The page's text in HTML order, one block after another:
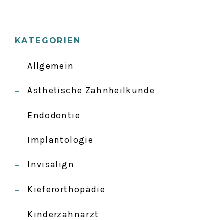
KATEGORIEN
Allgemein
Ästhetische Zahnheilkunde
Endodontie
Implantologie
Invisalign
Kieferorthopädie
Kinderzahnarzt